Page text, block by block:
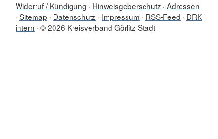
Widerruf / Kündigung Hinweisgeberschutz Adressen
Sitemap
Datenschutz Impressum RSS-Feed
DRK
intern © 2026 Kreisverband Görlitz Stadt